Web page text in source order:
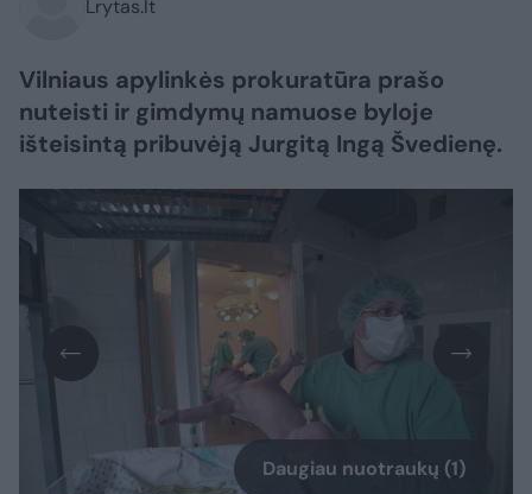
Lrytas.lt
Vilniaus apylinkės prokuratūra prašo
nuteisti ir gimdymų namuose byloje
išteisintą pribuvėją Jurgitą Ingą Švedienę.
Daugiau nuotraukų (1)